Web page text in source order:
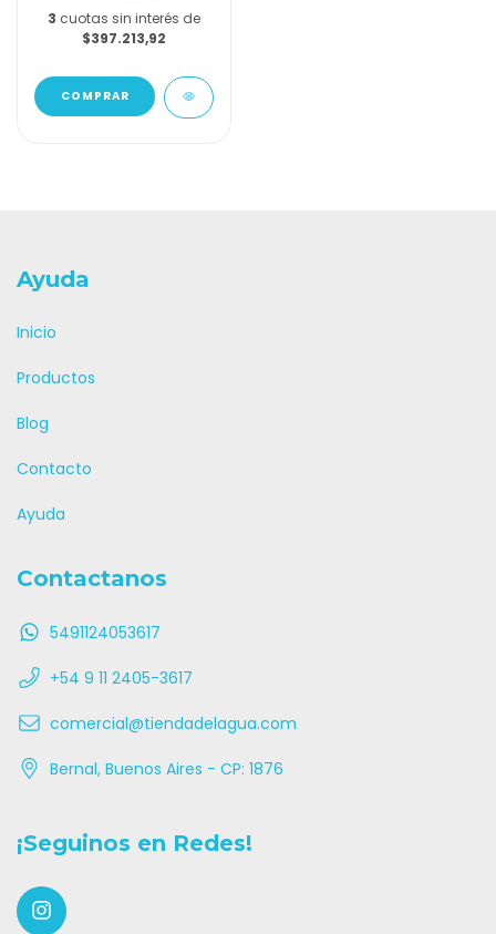
3 cuotas sin interés de
$397.213,92
Ayuda
Inicio
Productos
Blog
Contacto
Ayuda
Contactanos
5491124053617
+54 9 11 2405-3617
comercial@tiendadelagua.com
Bernal, Buenos Aires - CP: 1876
¡Seguinos en Redes!